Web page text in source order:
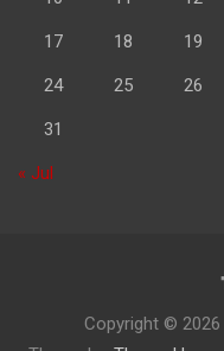
17 18 19
24 25 26
31
« Jul
Copyright © 2026